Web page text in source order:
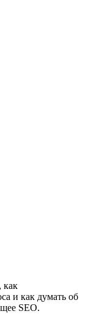
как
и как думать об
SEO.